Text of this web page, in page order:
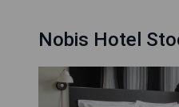
Nobis Hotel